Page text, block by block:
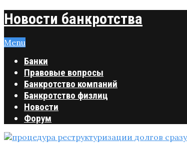
Новости банкротства
Menu
Банки
Правовые вопросы
Банкротство компаний
Банкротство физлиц
Новости
Форум